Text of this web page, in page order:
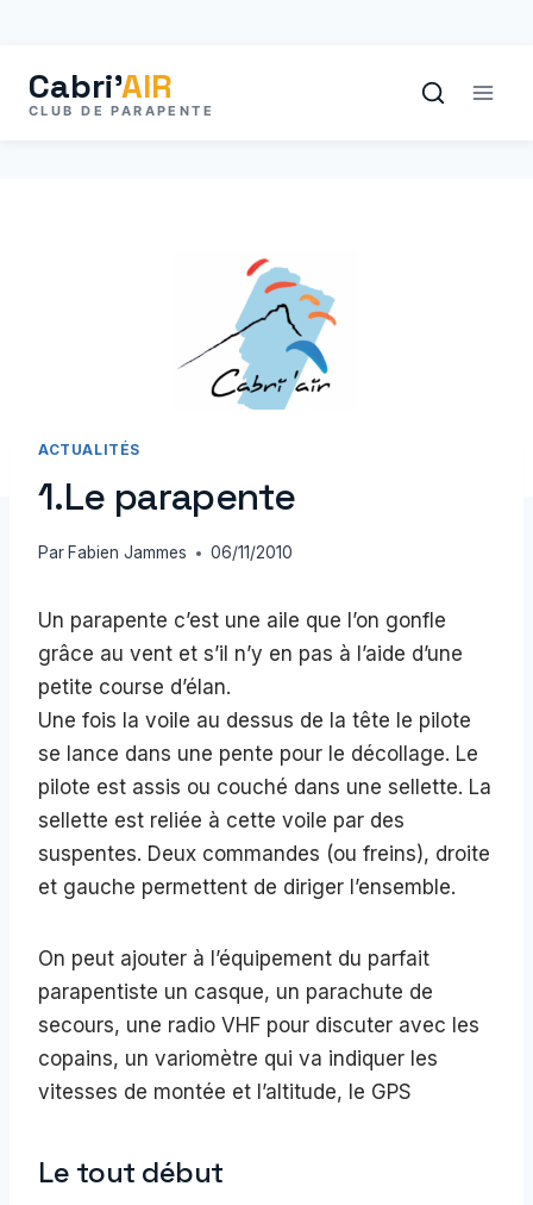
contenu
ACTUALITÉS
1.Le parapente
Par Fabien Jammes 06/11/2010
Un parapente c’est une aile que l’on gonfle
grâce au vent et s’il n’y en pas à l’aide d’une
petite course d’élan.
Une fois la voile au dessus de la tête le pilote
se lance dans une pente pour le décollage. Le
pilote est assis ou couché dans une sellette. La
sellette est reliée à cette voile par des
suspentes. Deux commandes (ou freins), droite
et gauche permettent de diriger l’ensemble.
On peut ajouter à l’équipement du parfait
parapentiste un casque, un parachute de
secours, une radio VHF pour discuter avec les
copains, un variomètre qui va indiquer les
vitesses de montée et l’altitude, le GPS
Le tout début